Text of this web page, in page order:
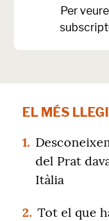
Per
EL MÉS
1.
del Prat
Itàlia
2. Tot el que